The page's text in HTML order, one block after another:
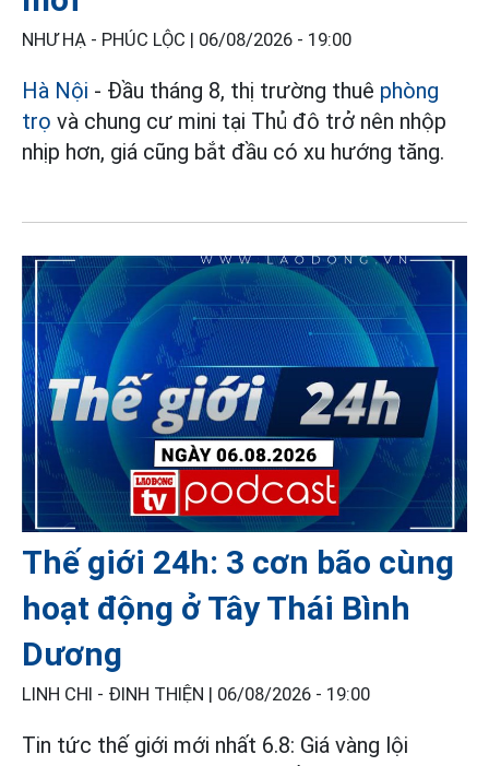
NHƯ HẠ - PHÚC LỘC | 06/08/2026 - 19:00
Hà Nội - Đầu tháng 8, thị trường thuê phòng
trọ và chung cư mini tại Thủ đô trở nên nhộp
nhịp hơn, giá cũng bắt đầu có xu hướng tăng.
Thế giới 24h: 3 cơn bão cùng
hoạt động ở Tây Thái Bình
Dương
LINH CHI - ĐINH THIỆN | 06/08/2026 - 19:00
Tin tức thế giới mới nhất 6.8: Giá vàng lội